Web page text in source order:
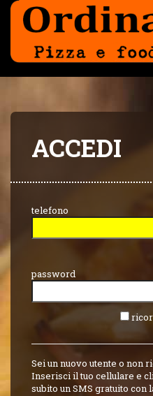
ACCEDI
telefono
password
Sei un nuovo utente o non
Inserisci il tuo cellulare e
subito un SMS gratuito con